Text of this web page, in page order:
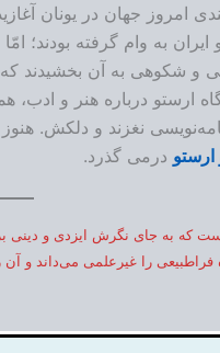
امروز جهان در یونان
ایران به وام گرفته بودند؛
و شکوهی به آن
ارستو درباره هنر و
نغزند و دلکش.
درمی گذرد.
که به جای نگرش ایزدی و دینی
فراطبیعی را غیرعلمی می‌داند و